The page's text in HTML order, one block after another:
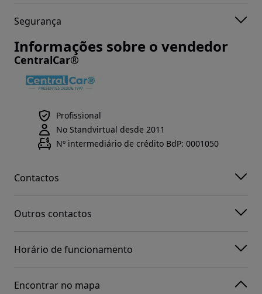
Segurança
Informações sobre o vendedor
CentralCar®
Profissional
No Standvirtual desde 2011
Nº intermediário de crédito BdP: 0001050
Contactos
Outros contactos
Horário de funcionamento
Encontrar no mapa